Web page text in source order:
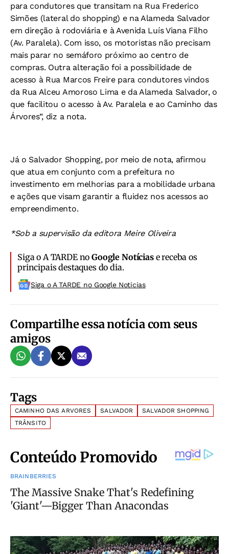
para condutores que transitam na Rua Frederico
Simões (lateral do shopping) e na Alameda Salvador
em direção à rodoviária e à Avenida Luís Viana Filho
(Av. Paralela). Com isso, os motoristas não precisam
mais parar no semáforo próximo ao centro de
compras. Outra alteração foi a possibilidade de
acesso à Rua Marcos Freire para condutores vindos
da Rua Alceu Amoroso Lima e da Alameda Salvador, o
que facilitou o acesso à Av. Paralela e ao Caminho das
Árvores”, diz a nota.
Já o Salvador Shopping, por meio de nota, afirmou
que atua em conjunto com a prefeitura no
investimento em melhorias para a mobilidade urbana
e ações que visam garantir a fluidez nos acessos ao
empreendimento.
*Sob a supervisão da editora Meire Oliveira
Siga o A TARDE noGoogle Notíciase receba os
principais destaques do dia.
Siga o A TARDE no Google Noticias
Compartilhe essa notícia com seus
amigos
Tags
CAMINHO DAS ARVORES SALVADOR
SALVADOR SHOPPING
TRÂNSITO